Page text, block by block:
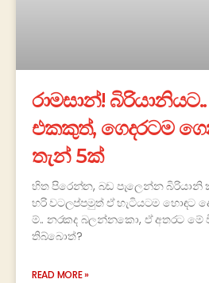
රාමසාන්!
එකකුත්, ගෙදරටම
තැන් 5ක්
හිත පිරෙන්න, බඩ පැලෙන්න බිරියානි
හරි වටලප්පමුත් ඒ හැටියටම හොඳට
ම්.. නරකද බලන්නකො, ඒ අතරට මේ
තිබ්බොත්?
READ MORE »